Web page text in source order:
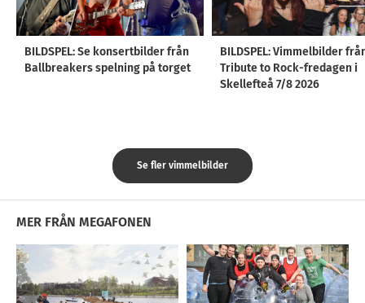
BILDSPEL: Se konsertbilder från
Ballbreakers spelning på torget
BILDSPEL: Vimmelbilder
Tribute to Rock-fredagen i
Skellefteå 7/8 2026
Se fler vimmelbilder
MER FRÅN MEGAFONEN